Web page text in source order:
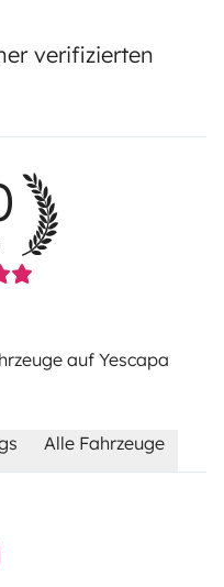
verifizierten
auf Yescapa
Alle Fahrzeuge